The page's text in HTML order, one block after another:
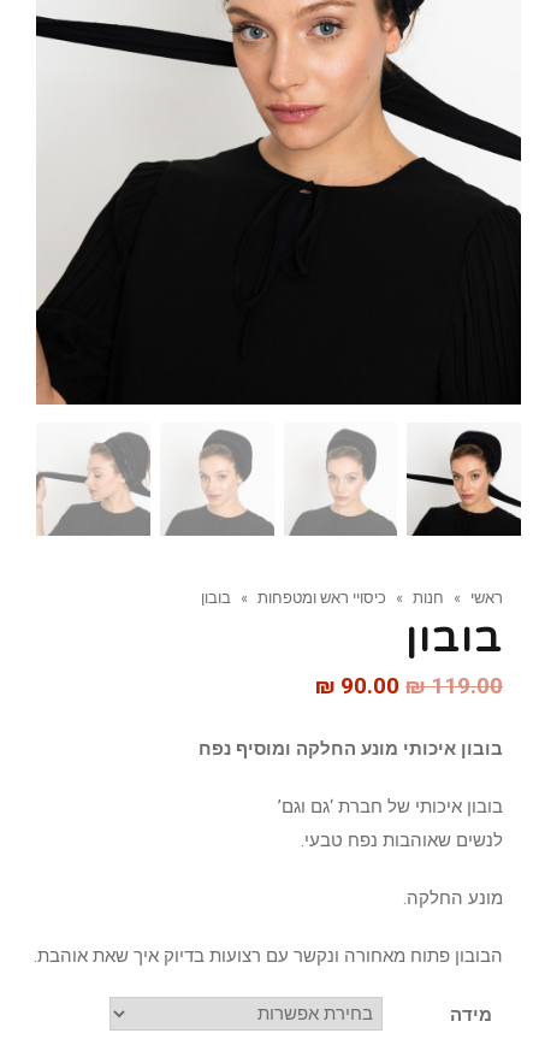
ראשי » חנות » כיסויי ראש ומטפחות » בובון
בובון
₪119.00
₪ 90.00
בובון איכותי מונע החלקה ומוסיף נפח
בובון איכותי של חברת ‘גם וגם’
לנשים שאוהבות נפח טבעי.
מונע החלקה.
הבובון פתוח מאחורה ונקשר עם רצועות בדיוק איך שאת אוהבת.
מידה